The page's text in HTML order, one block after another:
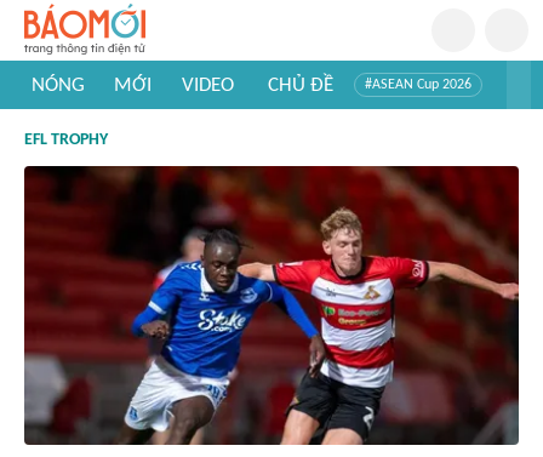
NÓNG MỚI VIDEO CHỦ ĐỀ #ASEAN Cup 2026
#Khám phá thế giới
EFL TROPHY